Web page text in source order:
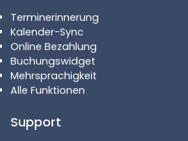
Terminerinnerung
Kalender-Sync
Online Bezahlung
Buchungswidget
Mehrsprachigkeit
Alle Funktionen
Support